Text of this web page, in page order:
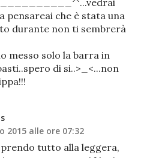
pensareai che è stata una
durante non ti sembrerà
messo solo la barra in
di si..>_<...non
2015 alle ore 07:32
tutto alla leggera,